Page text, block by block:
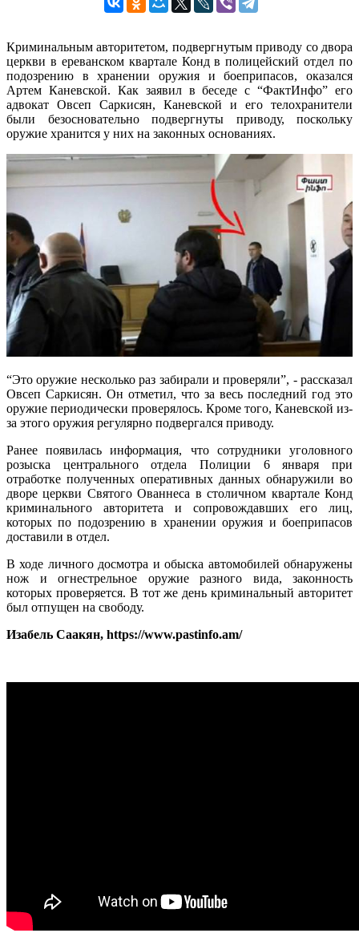
Криминальным авторитетом, подвергнутым приводу со двора
церкви в ереванском квартале Конд в полицейский отдел по
подозрению в хранении оружия и боеприпасов, оказался
Артем Каневской. Как заявил в беседе с “ФактИнфо” его
адвокат Овсеп Саркисян, Каневской и его телохранители
были безосновательно подвергнуты приводу, поскольку
оружие хранится у них на законных основаниях.
“Это оружие несколько раз забирали и проверяли”, - рассказал
Овсеп Саркисян. Он отметил, что за весь последний год это
оружие периодически проверялось. Кроме того, Каневской из-
за этого оружия регулярно подвергался приводу.
Ранее появилась информация, что сотрудники уголовного
розыска центрального отдела Полиции 6 января при
отработке полученных оперативных данных обнаружили во
дворе церкви Святого Ованнеса в столичном квартале Конд
криминального авторитета и сопровождавших его лиц,
которых по подозрению в хранении оружия и боеприпасов
доставили в отдел.
В ходе личного досмотра и обыска автомобилей обнаружены
нож и огнестрельное оружие разного вида, законность
которых проверяется. В тот же день криминальный авторитет
был отпущен на свободу.
Изабель Саакян, https://www.pastinfo.am/